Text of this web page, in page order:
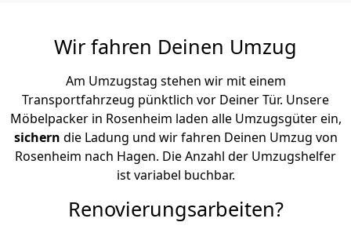
Wir fahren Deinen Umzug
Am Umzugstag stehen wir mit einem
Transportfahrzeug pünktlich vor Deiner Tür. Unsere
Möbelpacker in Rosenheim laden alle Umzugsgüter ein,
sichern die Ladung und wir fahren Deinen Umzug von
Rosenheim nach Hagen. Die Anzahl der Umzugshelfer
ist variabel buchbar.
Renovierungsarbeiten?